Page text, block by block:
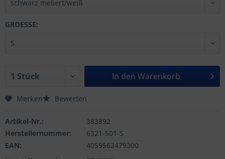
GROESSE:
In den Warenkorb
Merken Bewerten
Artikel-Nr.:
383892
Herstellernummer:
6321-501-S
EAN:
4059562479300